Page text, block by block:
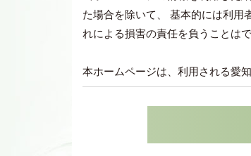
た場合を除いて、 基本的には利用
れによる損害の責任を負うことはで
本ホームページは、利用される愛